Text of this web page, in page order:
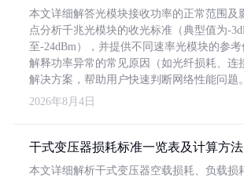
本文详细解答光模块接收功率的正常范围及
点分析千兆光模块的收光标准（典型值为-
至-24dBm），并提供不同速率光模块的参
解释功率异常的常见原因（如光纤损耗、连
解决方案，帮助用户快速判断网络性能问题。
2026年8月4日
干式变压器损耗标准一览表及计算方法
本文详细解析干式变压器空载损耗、负载损